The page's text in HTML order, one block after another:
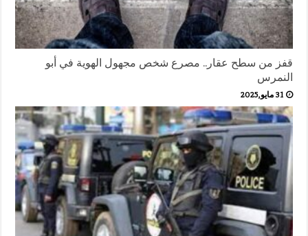
قفز من سطح عقار.. مصرع شخص مجهول الهوية في أبو
النمرس
31 مايو,2025